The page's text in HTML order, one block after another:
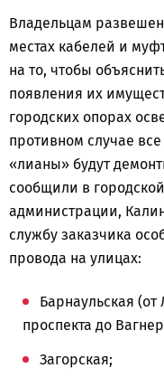
Владельцам
местах кабелей и
на то, чтобы
появления их
городских опорах
противном случае
«лианы» будут
сообщили в городской
администрации,
службу заказчика
провода на улицах:
Барнаульская (от
проспекта до
Загорская;